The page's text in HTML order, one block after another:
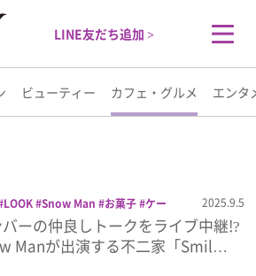
LINE友だち追加 >
ビューティー カフェ・グルメ エンタ
LOOK Snow Man お菓子 ケー
イーツ チョコレート ルック 不
洋菓子
2025.9.5
ーの仲良しトークをライブ中継!?
Manが出演する不二家「Smil…